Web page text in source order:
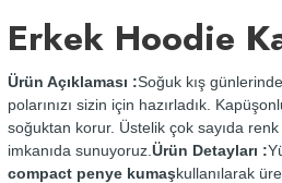
Erkek Hoodie
Ürün Açıklaması :Soğuk kış
polarınızı sizin için hazırladık.
soğuktan korur. Üstelik çok sayıda
imkanıda sunuyoruz. Ürün Detayları :
compact penye kumaşkullanılarak